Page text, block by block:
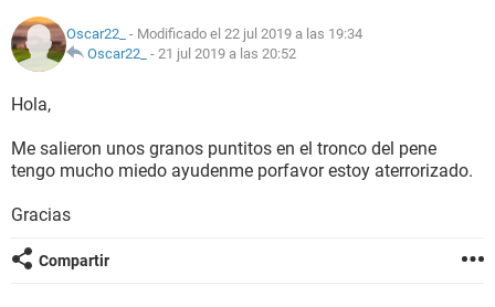
NUTRICIÓN
BIENESTAR
SEXUALIDAD
GLOSARIO
Oscar22_ - Modificado el 22 jul 2019 a las 19:34
Oscar22_ - 21 jul 2019 a las 20:52
Hola,
Me salieron unos granos puntitos en el tronco del pene
tengo mucho miedo ayudenme porfavor estoy aterrorizado.
Gracias
Compartir